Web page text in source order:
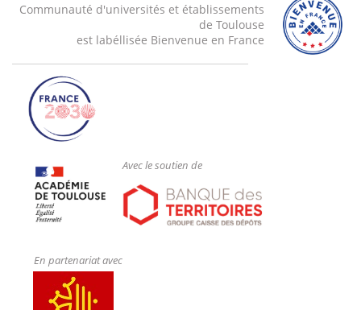
Communauté d'universités et établissements
de Toulouse
est labéllisée Bienvenue en France
Avec le soutien de
En partenariat avec